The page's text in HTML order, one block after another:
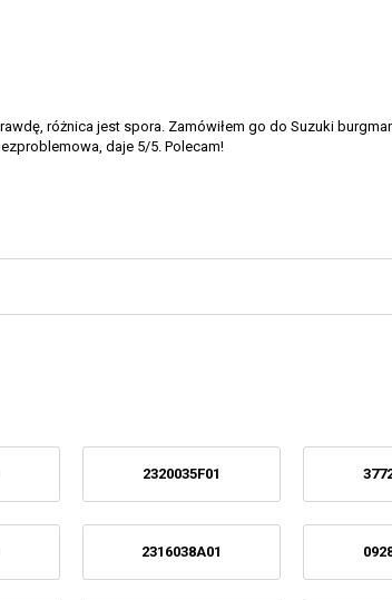
różnica jest spora. Zamówiłem go do Suzuki
daje 5/5. Polecam!
2320035F01
2316038A01